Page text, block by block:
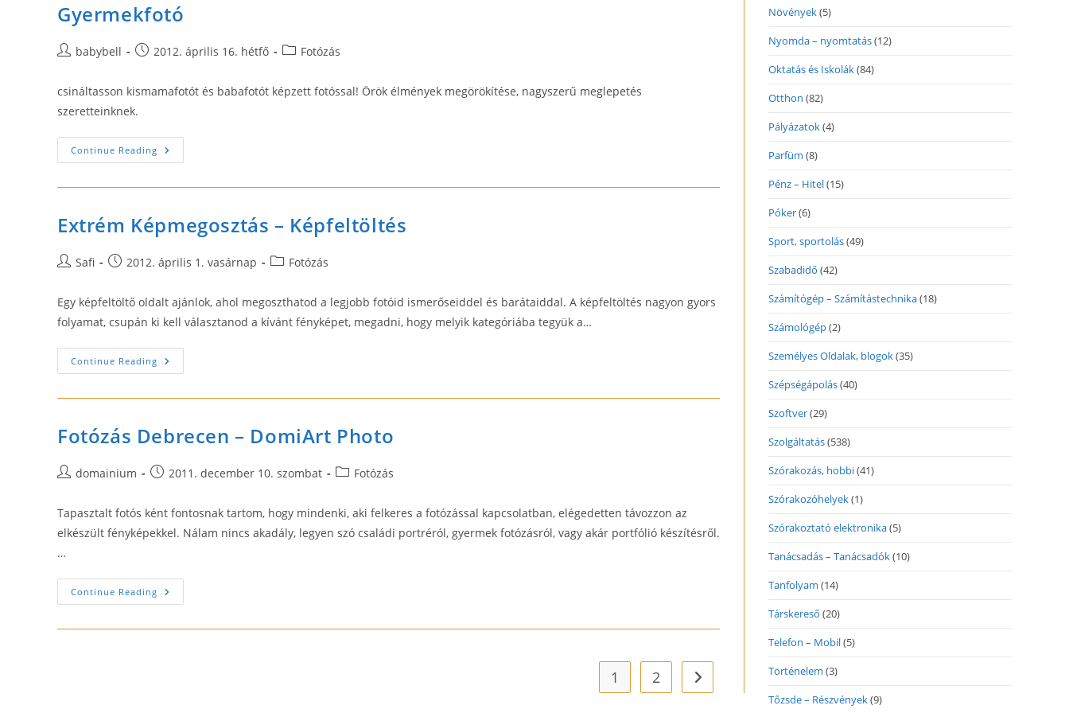
Gyermekfotó
Postbabybell
Post2012. április 16. hétfő
PostFotózás
csináltasson kismamafotót és babafotót képzett fotóssal! Örök élmények megörökítése, nagyszerű meglepetés
szeretteinknek.
Continue Reading Gyermekfotó
Extrém Képmegosztás – Képfeltöltés
PostSafi
Post2012. április 1. vasárnap
PostFotózás
Egy képfeltöltő oldalt ajánlok, ahol megoszthatod a legjobb fotóid ismerőseiddel és barátaiddal. A képfeltöltés nagyon gyors
folyamat, csupán ki kell választanod a kívánt fényképet, megadni, hogy melyik kategóriába tegyük a…
Continue Reading Extrém
Képmegosztás
Képfeltöltés
Fotózás Debrecen – DomiArt Photo
Postdomainium
Post2011. december 10. szombat
PostFotózás
Tapasztalt fotós ként fontosnak tartom, hogy mindenki, aki felkeres a fotózással kapcsolatban, elégedetten távozzon az
elkészült fényképekkel. Nálam nincs akadály, legyen szó családi portréról, gyermek fotózásról, vagy akár portfólió készítésről.
…
Continue Reading Fotózás
Debrecen
DomiArt
1 2 Go to the next page
Növények(5)
Nyomda – nyomtatás(12)
Oktatás és Iskolák(84)
Otthon (82)
Pályázatok(4)
Parfüm (8)
Pénz – Hitel(15)
Póker(6)
Sport, sportolás(49)
Szabadidő (42)
Számítógép – Számítástechnika(18)
Számológép(2)
Személyes Oldalak, blogok(35)
Szépségápolás(40)
Szoftver(29)
Szolgáltatás(538)
Szórakozás, hobbi(41)
Szórakozóhelyek(1)
Szórakoztató elektronika(5)
Tanácsadás – Tanácsadók(10)
Tanfolyam (14)
Társkereső (20)
Telefon – Mobil(5)
Történelem (3)
Tőzsde – Részvények(9)